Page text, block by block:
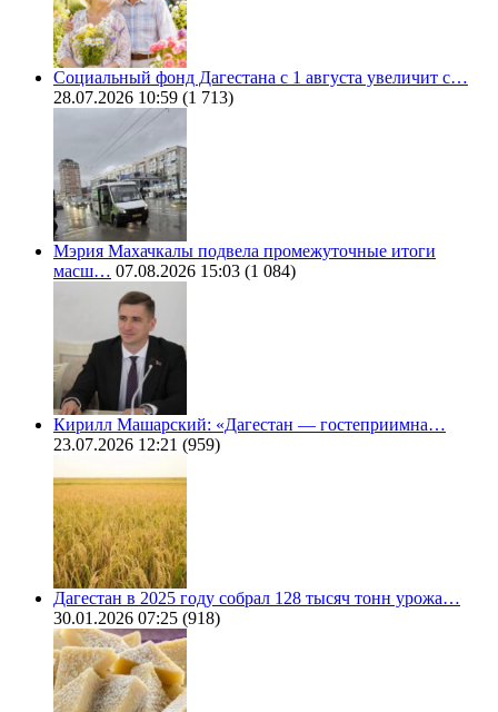
Социальный фонд Дагестана с 1 августа увеличит с…
28.07.2026 10:59 (1 713)
Мэрия Махачкалы подвела промежуточные итоги
масш… 07.08.2026 15:03 (1 084)
Кирилл Машарский: «Дагестан — гостеприимна…
23.07.2026 12:21 (959)
Дагестан в 2025 году собрал 128 тысяч тонн урожа…
30.01.2026 07:25 (918)